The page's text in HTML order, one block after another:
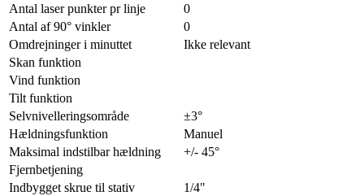
Antal laser punkter pr linje
0
Antal af 90° vinkler
0
Omdrejninger i minuttet
Ikke relevant
Skan funktion
Vind funktion
Tilt funktion
Selvnivelleringsområde
±3°
Hældningsfunktion
Manuel
Maksimal indstilbar hældning
+/- 45°
Fjernbetjening
Indbygget skrue til stativ
1/4"